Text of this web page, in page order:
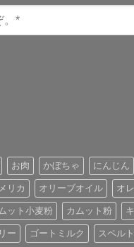
お肉 かぼちゃ にんじん
リカ オリーブオイル オ
ット小麦粉 カムット粉
ー ゴートミルク スペル